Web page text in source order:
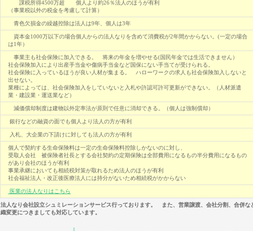
課税所得4500万超 個人より約26％法人のほうが有利
（事業税以外の税金を考慮して計算）
青色欠損金の繰越控除は法人は9年、個人は3年
資本金1000万以下の場合個人からの法人なりを含めて消費税が2年間かからない。(一定の場合
は1年）
事業主も社会保険に加入できる。 将来の年金を増やせる(国民年金では生活できません）
社会保険加入により出産手当金や傷病手当金など国保にない手当てが受けられる。
社会保険に入っているほうが良い人材が集まる。 ハローワークの求人も社会保険加入しないと
出せない。
業種によっては、社会保険加入をしていないと入札や許認可許可更新ができない。（人材派遣
業・建設業・運送業など）
減価償却制度は建物以外定率法が原則で任意に消却できる。（個人は強制償却）
銀行などの融資の面でも個人より法人の方が有利
入札、大企業の下請けに対しても法人の方が有利
個人で契約する生命保険料は一定の生命保険料控除しかないのに対し、
受取人会社 被保険者社長とする会社契約の定期保険は全部費用になるもの半分費用になるもの
があり会社のほうが有利
事業承継においても相続税対策が取れるため法人のほうが有利
社会福祉法人・改正後医療法人には持分がないため相続税がかからない
医業の法人なりはこちら
法人なり会社設立シュミレーションサービス行っております。
また、営業譲渡、会社分割、合併
織変更につきましても対応しています。